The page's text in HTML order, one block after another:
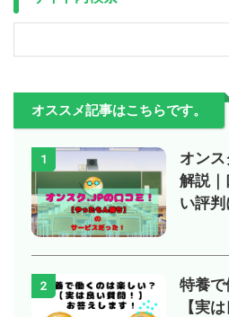
オススメ記事はこちらです。
1
オン
解説
い評判
2
特養で
【実